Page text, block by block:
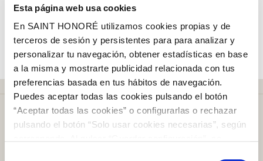
Esta página web usa cookies
En SAINT HONORÉ utilizamos cookies propias y de
terceros de sesión y persistentes para para analizar y
personalizar tu navegación, obtener estadísticas en base
a la misma y mostrarte publicidad relacionada con tus
preferencias basada en tus hábitos de navegación.
Puedes aceptar todas las cookies pulsando el botón
“Aceptar todas las cookies” o configurarlas o rechazar
pulsando el botón “Solo usar cookies necesarias”, según
más.
Crear una cuenta